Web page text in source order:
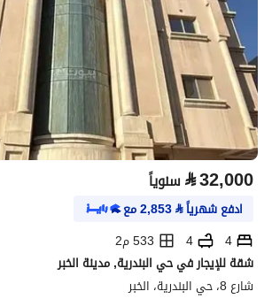
⃁32,000 سنوياً
ادفع شهرياً⃁
2,853مع
4
4
533 م2
شقة للإيجار في حي البندرية, مدينة الخبر
شارع 8، حي البندرية، الخبر